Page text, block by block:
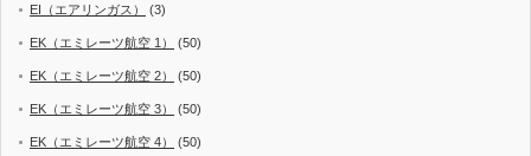
EI（エアリンガス） (3)
EK（エミレーツ航空 1） (50)
EK（エミレーツ航空 2） (50)
EK（エミレーツ航空 3） (50)
EK（エミレーツ航空 4） (50)